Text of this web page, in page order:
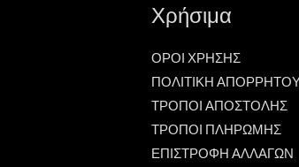
Χρήσιμα
ΟΡΟΙ ΧΡΗΣΗΣ
ΠΟΛΙΤΙΚΗ
ΤΡΟΠΟΙ ΑΠΟΣΤΟΛΗΣ
ΤΡΟΠΟΙ ΠΛΗΡΩΜΗΣ
ΕΠΙΣΤΡΟΦΗ ΑΛΛΑΓΩΝ